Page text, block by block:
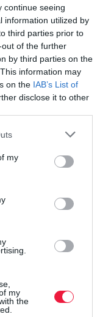
continue seeing
information utilized by
third parties prior to
of the further
by third parties on the
information may
on the IAB’s List of
disclose it to other
one or more Google
You may click to
third-party tags to
in below Google
my
my
the